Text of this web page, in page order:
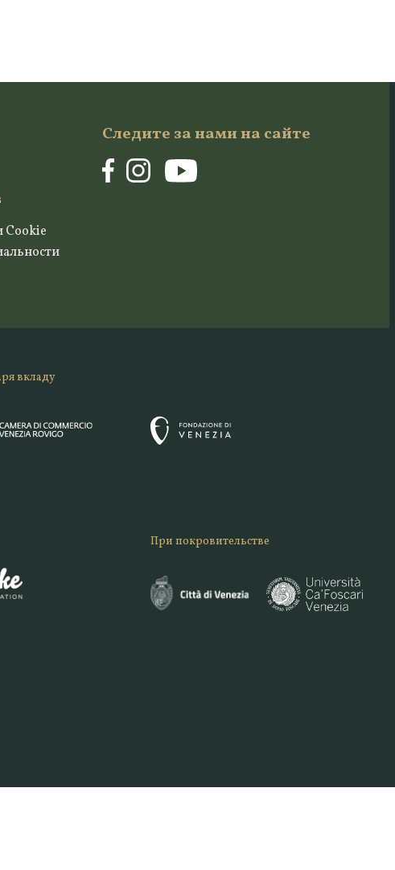
Cookie
Следите за нами на сайте
вкладу
При покровительстве